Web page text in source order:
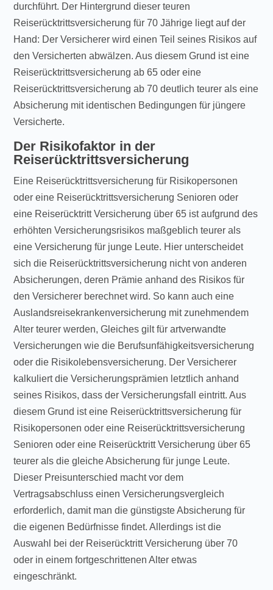
durchführt. Der Hintergrund dieser teuren
Reiserücktrittsversicherung für 70 Jährige liegt auf der
Hand: Der Versicherer wird einen Teil seines Risikos auf
den Versicherten abwälzen. Aus diesem Grund ist eine
Reiserücktrittsversicherung ab 65 oder eine
Reiserücktrittsversicherung ab 70 deutlich teurer als eine
Absicherung mit identischen Bedingungen für jüngere
Versicherte.
Der Risikofaktor in der
Reiserücktrittsversicherung
Eine Reiserücktrittsversicherung für Risikopersonen
oder eine Reiserücktrittsversicherung Senioren oder
eine Reiserücktritt Versicherung über 65 ist aufgrund des
erhöhten Versicherungsrisikos maßgeblich teurer als
eine Versicherung für junge Leute. Hier unterscheidet
sich die Reiserücktrittsversicherung nicht von anderen
Absicherungen, deren Prämie anhand des Risikos für
den Versicherer berechnet wird. So kann auch eine
Auslandsreisekrankenversicherung mit zunehmendem
Alter teurer werden, Gleiches gilt für artverwandte
Versicherungen wie die Berufsunfähigkeitsversicherung
oder die Risikolebensversicherung. Der Versicherer
kalkuliert die Versicherungsprämien letztlich anhand
seines Risikos, dass der Versicherungsfall eintritt. Aus
diesem Grund ist eine Reiserücktrittsversicherung für
Risikopersonen oder eine Reiserücktrittsversicherung
Senioren oder eine Reiserücktritt Versicherung über 65
teurer als die gleiche Absicherung für junge Leute.
Dieser Preisunterschied macht vor dem
Vertragsabschluss einen Versicherungsvergleich
erforderlich, damit man die günstigste Absicherung für
die eigenen Bedürfnisse findet. Allerdings ist die
Auswahl bei der Reiserücktritt Versicherung über 70
oder in einem fortgeschrittenen Alter etwas
eingeschränkt.